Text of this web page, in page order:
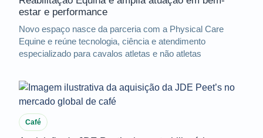
estar e performance
Novo espaço nasce da parceria com a Physical Care
Equine e reúne tecnologia, ciência e atendimento
especializado para cavalos atletas e não atletas
Café